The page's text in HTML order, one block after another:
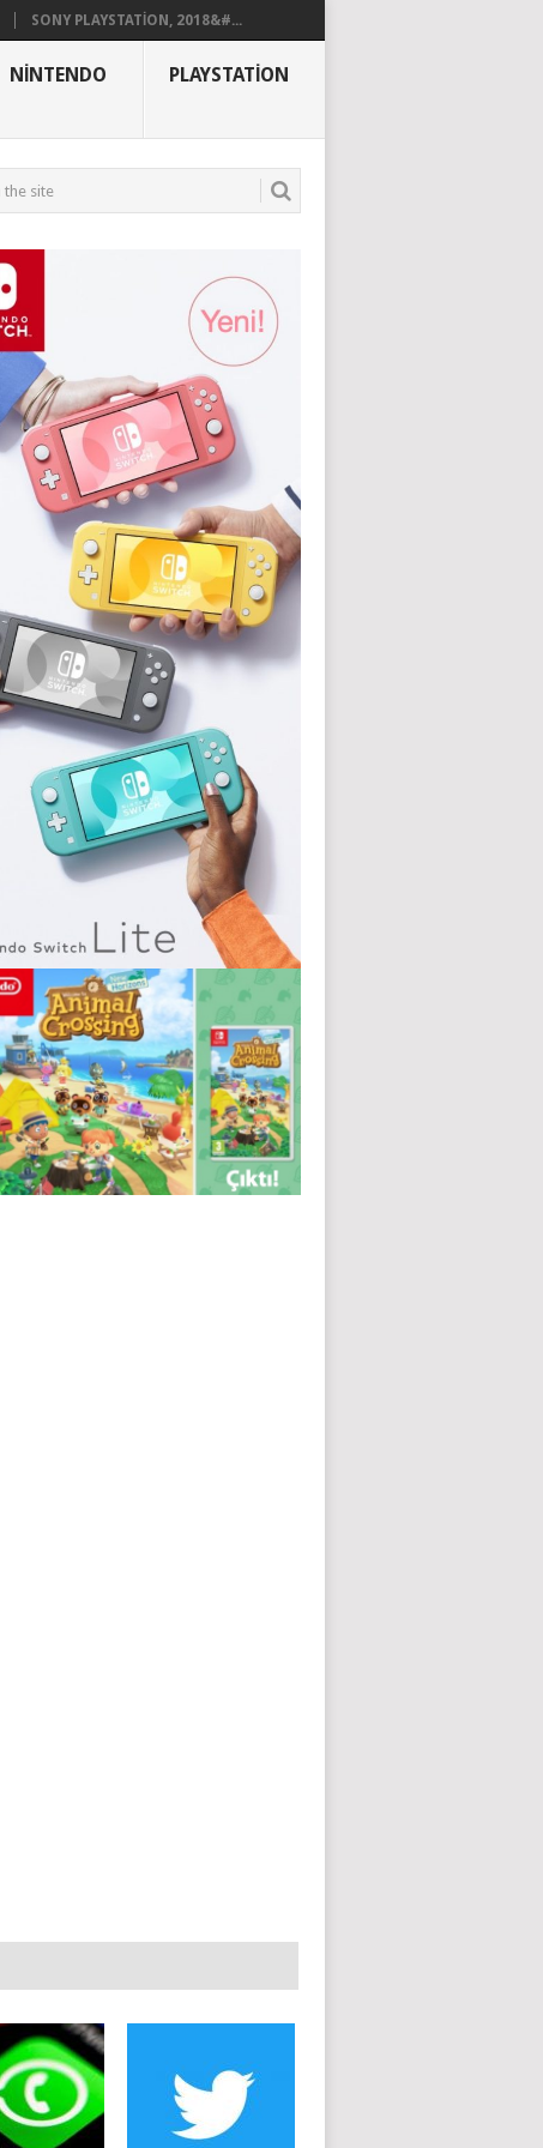
SONY PLAYSTATION, 2018&#...
NINTENDO PLAYSTATION